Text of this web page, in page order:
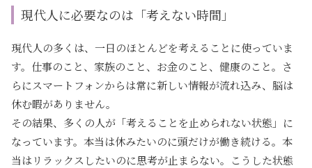
現代人に必要なのは「考えない時間」
現代人の多くは、一日のほとんどを考えることに使っていま
す。仕事のこと、家族のこと、お金のこと、健康のこと。さ
らにスマートフォンからは常に新しい情報が流れ込み、脳は
休む暇がありません。
その結果、多くの人が「考えることを止められない状態」に
なっています。本当は休みたいのに頭だけが働き続ける。本
当はリラックスしたいのに思考が止まらない。こうした状態